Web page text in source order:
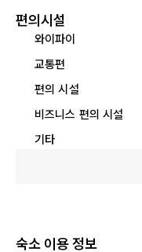
편의시설
와이파이
교통편
편의 시설
비즈니스 편의 시설
기타
숙소 이용 정보